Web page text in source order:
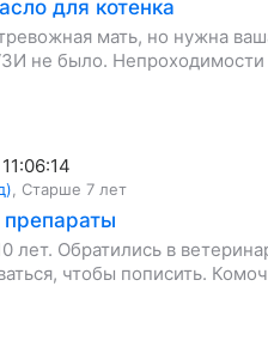
для котенка
мать, но нужна
не было.
Старше 7 лет
препараты
лет. Обратились в
чтобы пописить.